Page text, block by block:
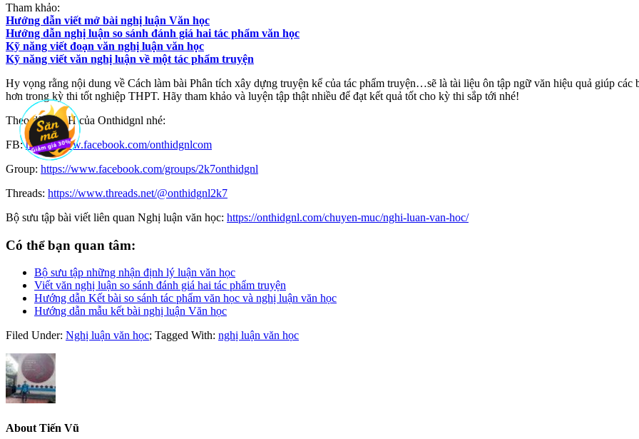
Tham khảo:
Hướng dẫn viết mở bài nghị luận Văn học
Hướng dẫn nghị luận so sánh đánh giá hai tác phẩm văn học
Kỹ năng viết đoạn văn nghị luận văn học
Kỹ năng viết văn nghị luận về một tác phẩm truyện
Hy vọng rằng nội dung về Cách làm bài Phân tích xây dựng truyện kể của tác phẩm truyện…sẽ là tài liệu ôn tập ngữ văn hiệu quả giúp các
hơn trong kỳ thi tốt nghiệp THPT. Hãy tham khảo và luyện tập thật nhiều để đạt kết quả tốt cho kỳ thi sắp tới nhé!
Theo dõi MXH của Onthidgnl nhé:
FB:https://www.facebook.com/onthidgnlcom
Group: https://www.facebook.com/groups/2k7onthidgnl
Threads: https://www.threads.net/@onthidgnl2k7
Bộ sưu tập bài viết liên quan Nghị luận văn học: https://onthidgnl.com/chuyen-muc/nghi-luan-van-hoc/
Có thể bạn quan tâm:
Bộ sưu tập những nhận định lý luận văn học
Viết văn nghị luận so sánh đánh giá hai tác phẩm truyện
Hướng dẫn Kết bài so sánh tác phẩm văn học và nghị luận văn học
Hướng dẫn mẫu kết bài nghị luận Văn học
Filed Under: Nghị luận văn học; Tagged With: nghị luận văn học
About Tiến Vũ